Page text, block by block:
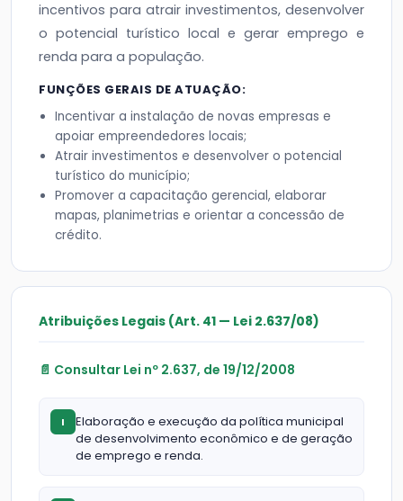
incentivos para atrair investimentos, desenvolver
o potencial turístico local e gerar emprego e
renda para a população.
FUNÇÕES GERAIS DE ATUAÇÃO:
Incentivar a instalação de novas empresas e
apoiar empreendedores locais;
Atrair investimentos e desenvolver o potencial
turístico do município;
Promover a capacitação gerencial, elaborar
mapas, planimetrias e orientar a concessão de
crédito.
Atribuições Legais (Art. 41 — Lei 2.637/08)
📄 Consultar Lei nº 2.637, de 19/12/2008
I
Elaboração e execução da política municipal
de desenvolvimento econômico e de geração
de emprego e renda.